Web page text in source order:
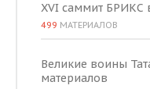
XVI саммит БРИКС
499 МАТЕРИАЛОВ
Великие воины
материалов